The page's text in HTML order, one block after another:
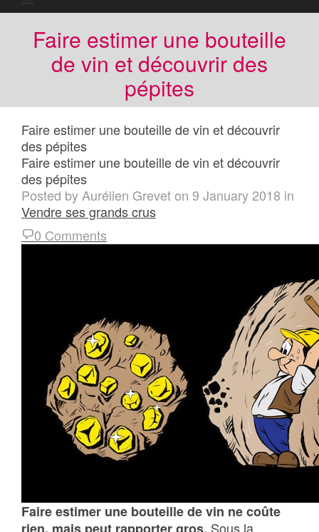
Faire estimer une bouteille
de vin et découvrir des
pépites
Faire estimer une bouteille de vin et découvrir
des pépites
Faire estimer une bouteille de vin et découvrir
des pépites
Posted by Aurélien Greveton 9 January 2018 in
Vendre ses grands crus
0 Comments
Faire estimer une bouteille de vin ne coûte
Sous la